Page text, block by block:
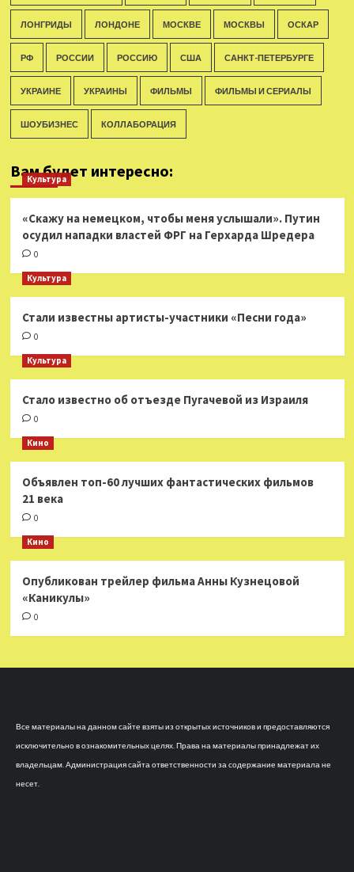
ЛОНГРИДЫ ЛОНДОНЕ МОСКВЕ МОСКВЫ ОСКАР
РФ РОССИИ РОССИЮ США САНКТ-ПЕТЕРБУРГЕ
УКРАИНЕ УКРАИНЫ ФИЛЬМЫ ФИЛЬМЫ И СЕРИАЛЫ
ШОУБИЗНЕС КОЛЛАБОРАЦИЯ
Вам будет интересно:
Культура
«Скажу на немецком, чтобы меня услышали». Путин
осудил нападки властей ФРГ на Герхарда Шредера
0
Культура
Стали известны артисты-участники «Песни года»
0
Культура
Стало известно об отъезде Пугачевой из Израиля
0
Кино
Объявлен топ-60 лучших фантастических фильмов
21 века
0
Кино
Опубликован трейлер фильма Анны Кузнецовой
«Каникулы»
0
Все материалы на данном сайте взяты из открытых источников и предоставляются
исключительно в ознакомительных целях. Права на материалы принадлежат их
владельцам. Администрация сайта ответственности за содержание материала не
несет.